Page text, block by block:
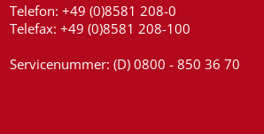
Telefon: +49 (0)8581 208-0
Telefax: +49 (0)8581 208-100
Servicenummer: (D) 0800 - 850 36 70